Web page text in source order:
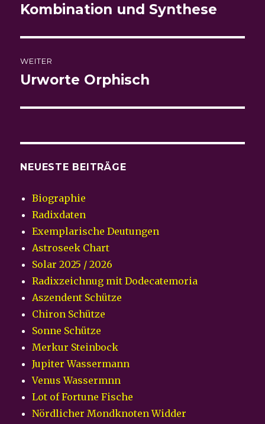
Vorheriger
Kombination und Synthese
WEITER
Nächster
Urworte Orphisch
NEUESTE BEITRÄGE
Biographie
Radixdaten
Exemplarische Deutungen
Astroseek Chart
Solar 2025 / 2026
Radixzeichnug mit Dodecatemoria
Aszendent Schütze
Chiron Schütze
Sonne Schütze
Merkur Steinbock
Jupiter Wassermann
Venus Wassermnn
Lot of Fortune Fische
Nördlicher Mondknoten Widder